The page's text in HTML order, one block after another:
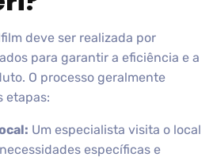
deve ser realizada por
para garantir a eficiência e a
O processo geralmente
etapas:
Um especialista visita o local
específicas e